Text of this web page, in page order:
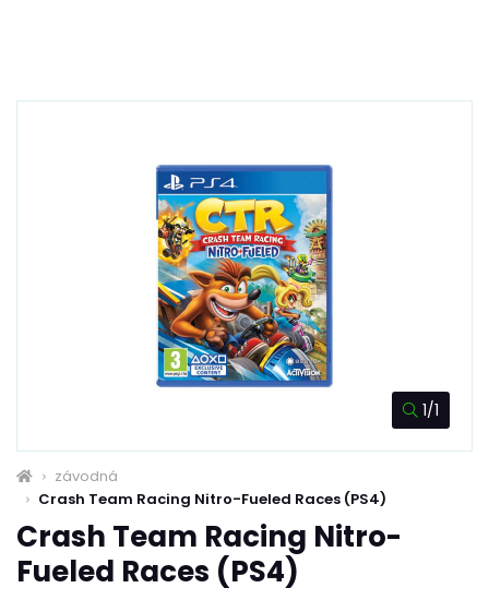
1/1
závodná
Crash Team Racing Nitro-Fueled Races (PS4)
Crash Team Racing Nitro-
Fueled Races (PS4)